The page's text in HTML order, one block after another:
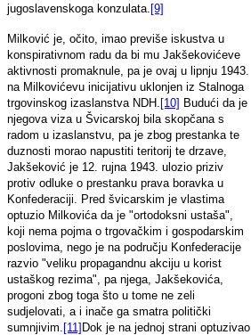
jugoslavenskoga konzulata. [9]
Milković je, očito, imao previše iskustva u
konspirativnom radu da bi mu Jakšekovićeve
aktivnosti promaknule, pa je ovaj u lipnju 1943.
na Milkovićevu inicijativu uklonjen iz Stalnoga
trgovinskog izaslanstva NDH. [10] Budući da je
njegova viza u Švicarskoj bila skopčana s
radom u izaslanstvu, pa je zbog prestanka te
duznosti morao napustiti teritorij te drzave,
Jakšeković je 12. rujna 1943. ulozio priziv
protiv odluke o prestanku prava boravka u
Konfederaciji. Pred švicarskim je vlastima
optuzio Milkovića da je "ortodoksni ustaša",
koji nema pojma o trgovačkim i gospodarskim
poslovima, nego je na području Konfederacije
razvio "veliku propagandnu akciju u korist
ustaškog rezima", pa njega, Jakšekovića,
progoni zbog toga što u tome ne zeli
sudjelovati, a i inače ga smatra politički
sumnjivim. [11]Dok je na jednoj strani optuzivao